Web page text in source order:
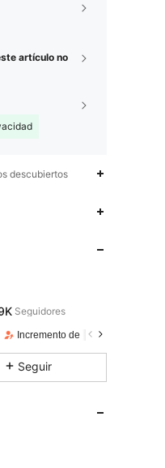
artículo no
descubiertos
Incremento de seguidores de
Seguir